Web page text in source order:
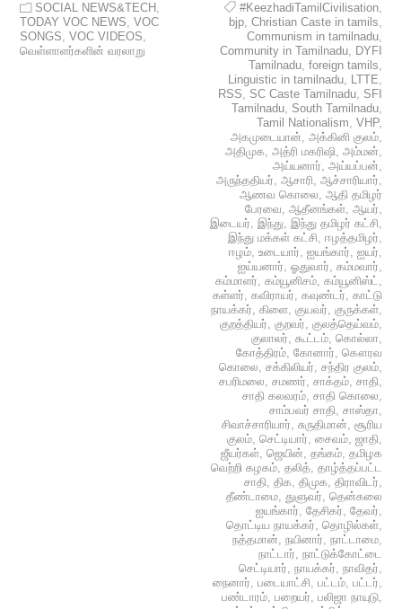
SOCIAL NEWS&TECH ,
TODAY VOC NEWS,VOC
SONGS,VOC VIDEOS,
வெள்ளாளர்களின் வரலாறு
#KeezhadiTamilCivilisation,
bjp, Christian Caste in tamils,
Communism in tamilnadu,
Community in Tamilnadu, DYFI
Tamilnadu, foreign tamils,
Linguistic in tamilnadu, LTTE,
RSS, SC Caste Tamilnadu, SFI
Tamilnadu, South Tamilnadu,
Tamil Nationalism, VHP,
அகமுடையான், அக்கினி குலம்,
அதிமுக, அத்ரி மகரிஷி, அம்மன்,
அய்யனார், அய்யப்பன்,
அருந்ததியர், ஆசாரி, ஆச்சாரியார்,
ஆணவ கொலை, ஆதி தமிழர்
பேரவை, ஆதீனங்கள், ஆயர்,
இடையர், இந்து, இந்து தமிழர் கட்சி,
இந்து மக்கள் கட்சி, ஈழத்தமிழர்,
ஈழம், உடையார், ஐயங்கார், ஐயர்,
ஐய்யனார், ஓதுவார், கம்மவார்,
கம்மாளர், கம்யூனிசம், கம்யூனிஸ்ட்,
கள்ளர், கவிராயர், கவுண்டர், காட்டு
நாயக்கர், கிளை, குயவர், குருக்கள்,
குறத்தியர், குறவர், குலத்தெய்வம்,
குலாலர், கூட்டம், கொல்லா,
கோத்திரம், கோனார், கௌரவ
கொலை, சக்கிலியர், சந்திர குலம்,
சபரிமலை, சமணர், சாக்தம், சாதி,
சாதி கலவரம், சாதி கொலை,
சாம்பவர் சாதி, சாஸ்தா,
சிவாச்சாரியார், சுருதிமான், சூரிய
குலம், செட்டியார், சைவம், ஜாதி,
ஜீயர்கள், ஜெயின், தங்கம், தமிழக
வெற்றி கழகம், தலித், தாழ்த்தப்பட்ட
சாதி, திக, திமுக, திராவிடர்,
தீண்டாமை, துளுவர், தென்கலை
ஐயங்கார், தேசிகர், தேவர்,
தொட்டிய நாயக்கர், தொழில்கள்,
நத்தமான், நயினார், நாட்டாமை,
நாட்டார், நாட்டுக்கோட்டை
செட்டியார், நாயக்கர், நாவிதர்,
நைனார், படையாட்சி, பட்டம், பட்டர்,
பண்டாரம், பறையர், பலிஜா நாயுடு,